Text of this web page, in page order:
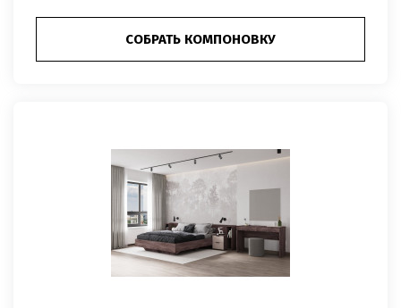
СОБРАТЬ КОМПОНОВКУ